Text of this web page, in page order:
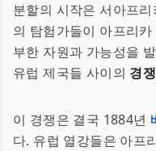
분할의 시작은 서아프
의 탐험가들이 아프리
부한 자원과 가능성을
유럽 제국들 사이의 경쟁
이 경쟁은 결국 1884년
다. 유럽 열강들은 아프